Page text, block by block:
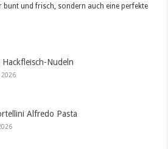
bunt und frisch, sondern auch eine perfekte
Hackfleisch-Nudeln
2026
Alfredo Pasta